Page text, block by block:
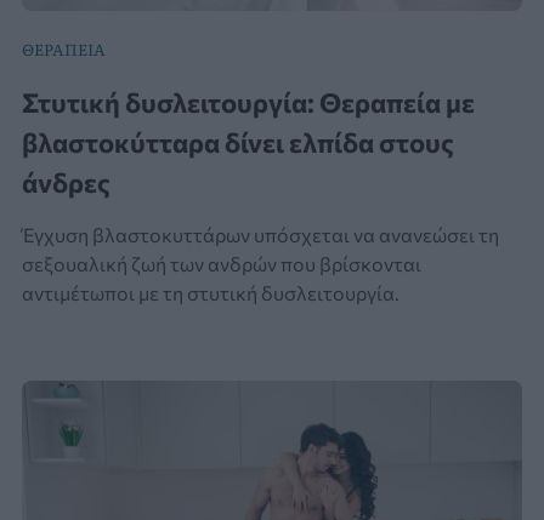
ΘΕΡΑΠΕΙΑ
Στυτική δυσλειτουργία: Θεραπεία με
βλαστοκύτταρα δίνει ελπίδα στους
άνδρες
Έγχυση βλαστοκυττάρων υπόσχεται να ανανεώσει τη
σεξουαλική ζωή των ανδρών που βρίσκονται
αντιμέτωποι με τη στυτική δυσλειτουργία.